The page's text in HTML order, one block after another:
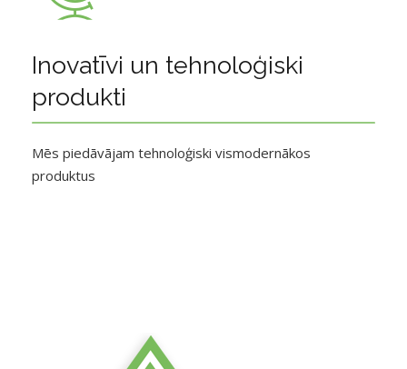
Inovatīvi un tehnoloģiski
produkti
Mēs piedāvājam tehnoloģiski vismodernākos
produktus